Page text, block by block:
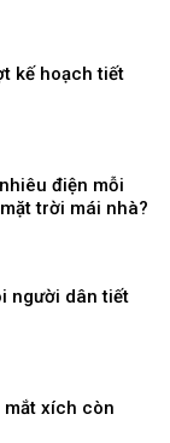
kế hoạch tiết
điện mỗi
trời mái nhà?
người dân tiết
mắt xích còn